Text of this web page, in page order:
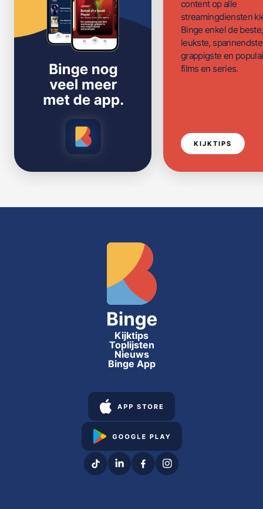
content op alle
streamingdiensten
Binge enkel de beste,
leukste,
grappigste en
films en series.
KIJKTIPS
Kijktips
Toplijsten
Nieuws
Binge App